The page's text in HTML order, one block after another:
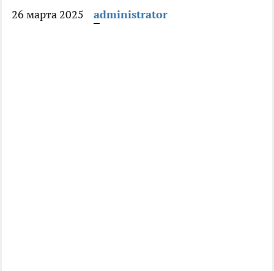
26 марта 2025 administrator